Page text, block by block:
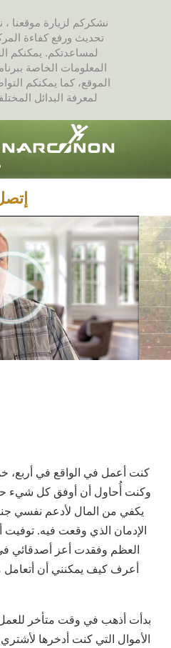
نشكركم لزيارة
تحديث ورفع كفاءة
لمساعدتكم. يمكنكم
المعلومات الخاصة
الموقع، كما يمكنكم
لمعرفة البدائل
كنت أعمل في الواقع في
وكنت أُحاول أن أوفق كل شيء
يكفي من المال لأدعم نفسي
الإدمان الذي وقعت فيه. توفيت
العظم وفقدت أعز أصدقائي
أعرف كيف يمكنني أن أتعامل
بدأت أذهب في وقت متأخر
الأموال التي كنت أدخرها لأشتري